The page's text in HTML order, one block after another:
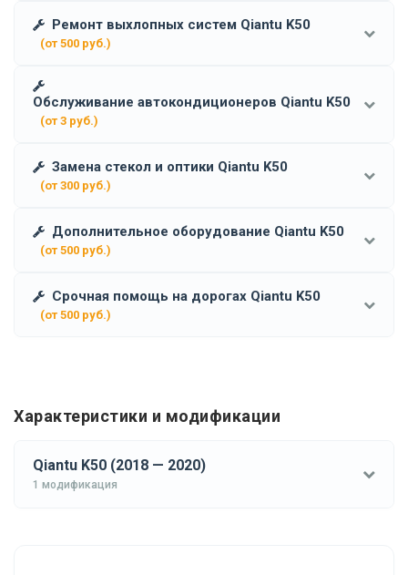
Ремонт выхлопных систем Qiantu K50
(от 500 руб.)
Обслуживание автокондиционеров Qiantu K50
(от 3 руб.)
Замена стекол и оптики Qiantu K50
(от 300 руб.)
Дополнительное оборудование Qiantu K50
(от 500 руб.)
Срочная помощь на дорогах Qiantu K50
(от 500 руб.)
Характеристики и модификации
Qiantu K50 (2018 — 2020)
1 модификация